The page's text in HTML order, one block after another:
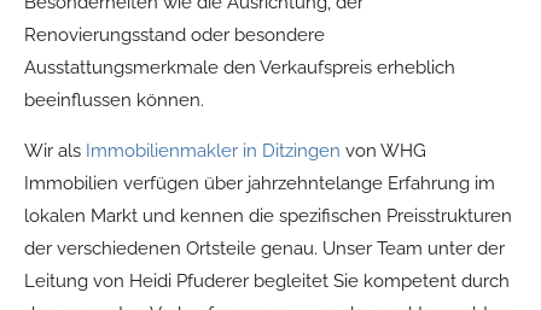
Renovierungsstand oder besondere
Ausstattungsmerkmale den Verkaufspreis erheblich
beeinflussen können.
Wir als Immobilienmakler in Ditzingen von WHG
Immobilien verfügen über jahrzehntelange Erfahrung im
lokalen Markt und kennen die spezifischen Preisstrukturen
der verschiedenen Ortsteile genau. Unser Team unter der
Leitung von Heidi Pfuderer begleitet Sie kompetent durch